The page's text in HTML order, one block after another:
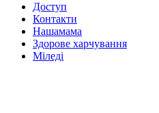
Доступ
Контакти
Нашамама
Здорове харчування
Міледі